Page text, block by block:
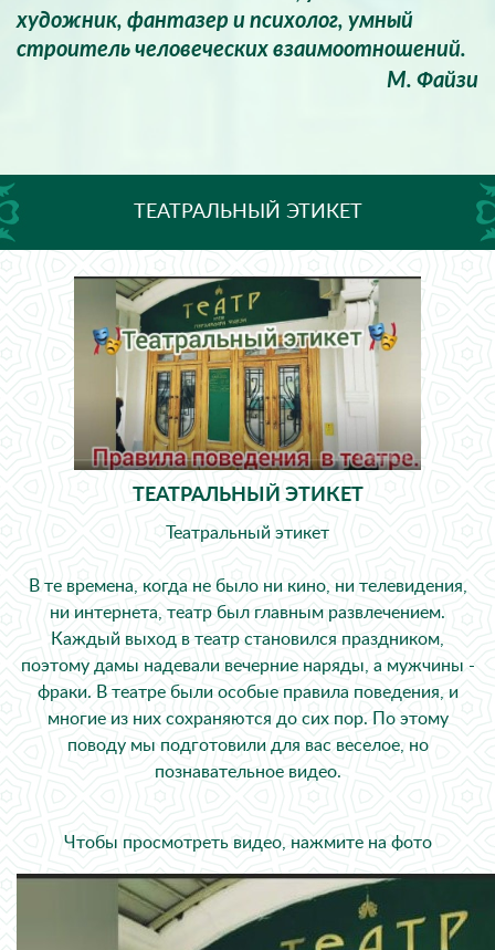
художник, фантазер и психолог, умный
строитель человеческих взаимоотношений.
М. Файзи
ТЕАТРАЛЬНЫЙ ЭТИКЕТ
ТЕАТРАЛЬНЫЙ ЭТИКЕТ
Театральный этикет
В те времена, когда не было ни кино, ни телевидения,
ни интернета, театр был главным развлечением.
Каждый выход в театр становился праздником,
поэтому дамы надевали вечерние наряды, а мужчины -
фраки. В театре были особые правила поведения, и
многие из них сохраняются до сих пор. По этому
поводу мы подготовили для вас веселое, но
познавательное видео.
Чтобы просмотреть видео, нажмите на фото